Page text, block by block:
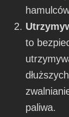
to
paliwa.